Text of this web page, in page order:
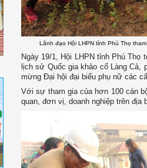
Lãnh đạo Hội LHPN tỉnh Phú Thọ
Ngày 19/1, Hội LHPN tỉnh Phú
lịch sử Quốc gia khảo cổ Làng
mừng Đại hội đại biểu phụ nữ các
Với sự tham gia của hơn 100 cán
quan, đơn vị, doanh nghiệp trên địa